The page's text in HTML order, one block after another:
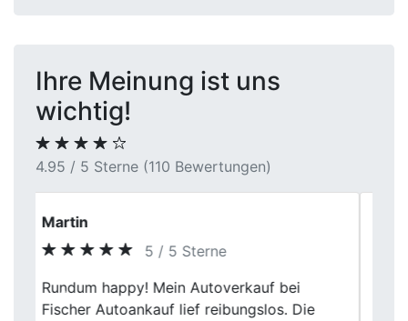
Ihre Meinung ist uns
wichtig!
4.95 / 5 Sterne (110 Bewertungen)
Jürgen Weber
5 / 5 Sterne
Mein Alter wurde anstandslos und zu
einem fairen Preis gekauft, bin zufrieden
Previous